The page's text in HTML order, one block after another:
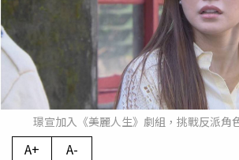
璟宣加入《美麗人生》劇組，挑戰反派角
A+ A-